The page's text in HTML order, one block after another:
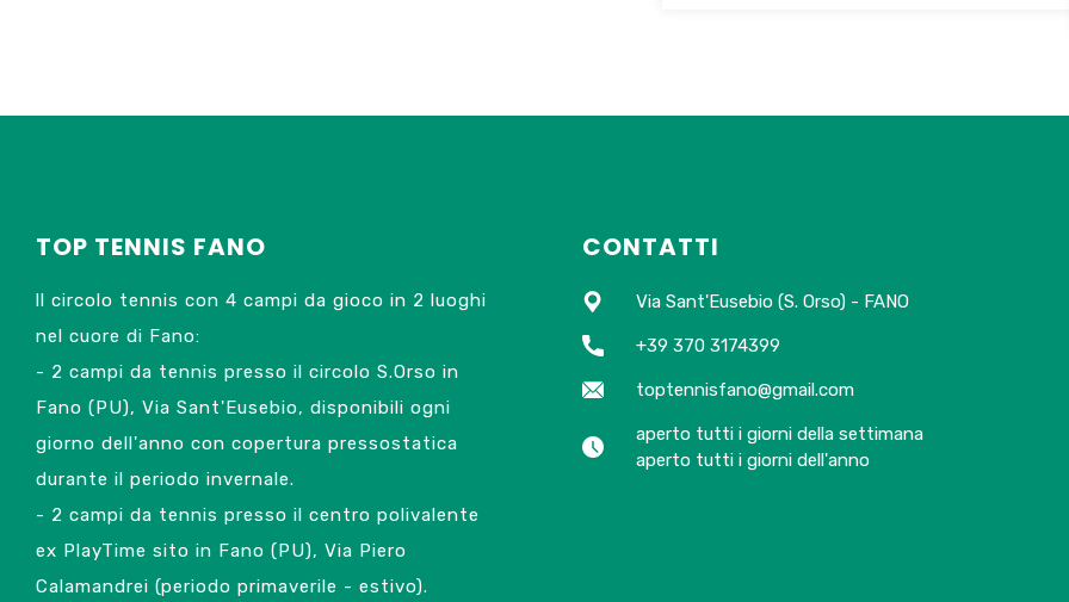
TOP TENNIS FANO
ll circolo tennis con 4 campi da gioco in 2 luoghi
nel cuore di Fano:
- 2 campi da tennis presso il circolo S.Orso in
Fano (PU), Via Sant'Eusebio, disponibili ogni
giorno dell'anno con copertura pressostatica
durante il periodo invernale.
- 2 campi da tennis presso il centro polivalente
ex PlayTime sito in Fano (PU), Via Piero
Calamandrei (periodo primaverile - estivo).
CONTATTI
Via Sant'Eusebio (S. Orso) - FANO
+39 370 3174399
toptennisfano@gmail.com
aperto tutti i giorni della settimana
aperto tutti i giorni dell'anno